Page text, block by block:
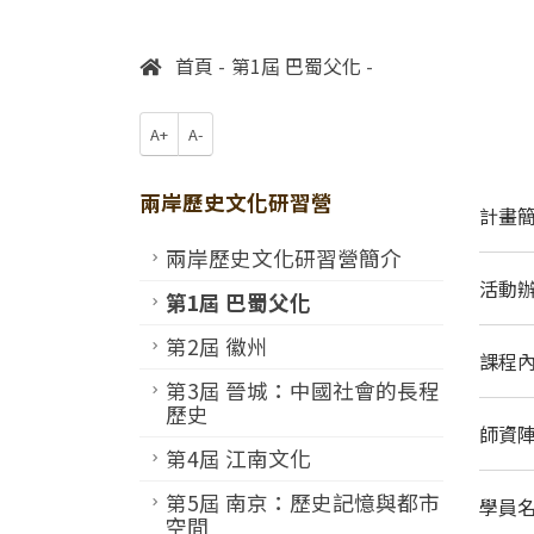
首頁 第1屆 巴蜀父化
A+ A-
兩岸歷史文化研習營
兩岸歷史文化研習營簡介
第1屆 巴蜀父化
第2屆 徽州
第3屆 晉城：中國社會的長程
歷史
第4屆 江南文化
第5屆 南京：歷史記憶與都市
空間
計畫
活動
課程
師資
學員